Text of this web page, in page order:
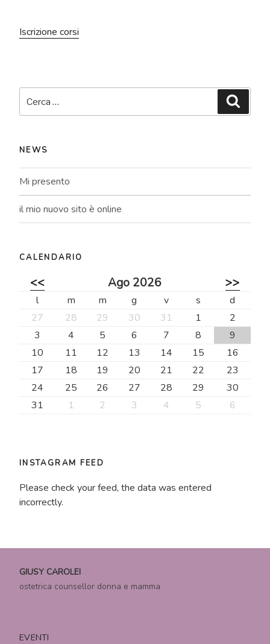
Iscrizione corsi
NEWS
Mi presento
il mio nuovo sito è online
CALENDARIO
<< Ago 2026 >>
l m m g v s
d
27
28 29 30 31 1
2
3
4 5 6 7 8
9
10
11 12 13 14 15
16
17
18 19 20 21 22
23
24
25 26 27 28 29
30
31
1 2 3 4 5 6
INSTAGRAM FEED
Please check your feed, the data was entered
incorrectly.
GIUSY CAROLEI
ostetrica counsellor donna e mamma
EVENTI